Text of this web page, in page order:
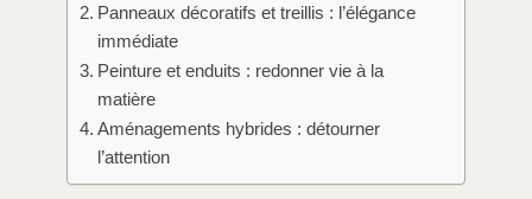
Panneaux décoratifs et treillis : l’élégance
immédiate
Peinture et enduits : redonner vie à la
matière
Aménagements hybrides : détourner
l’attention